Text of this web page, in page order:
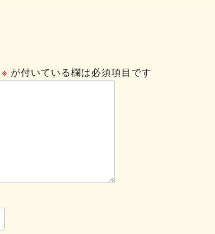
※ が付いている欄は必須項目です